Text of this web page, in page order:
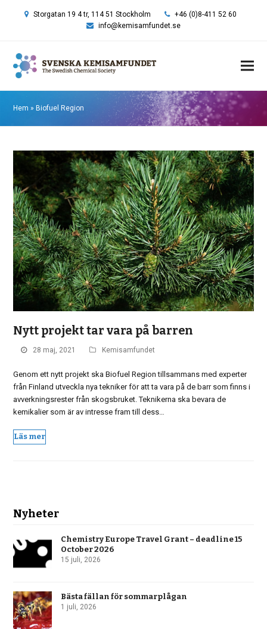
Storgatan 19 4 tr, 114 51 Stockholm
+46 (0)8-411 52 60
info@kemisamfundet.se
Hem » Biofuel Region
Nytt projekt tar vara på barren
28 maj, 2021 Kemisamfundet
Genom ett nytt projekt ska Biofuel Region tillsammans med experter
från Finland utveckla nya tekniker för att ta vara på de barr som finns i
avverkningsrester från skogsbruket. Teknikerna ska bevara de
kemikalier som är av intresse fram till dess…
Läs mer
Nyheter
Chemistry Europe Travel Grant – deadline 15
October 2026
15 juli, 2026
Bästa fällan för sommarplågan
1 juli, 2026